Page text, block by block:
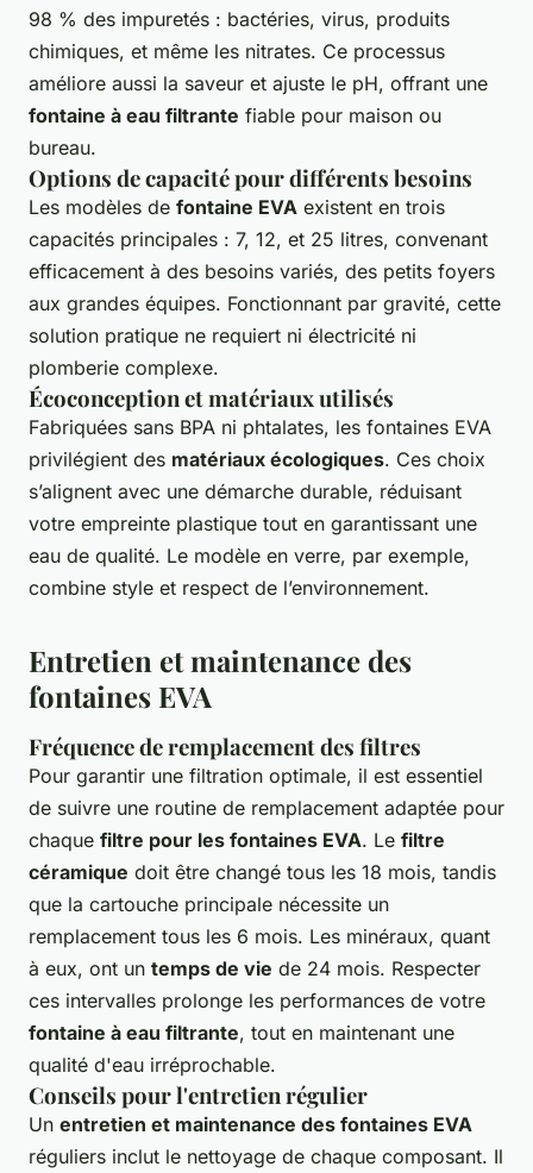
98 % des impuretés : bactéries, virus, produits
chimiques, et même les nitrates. Ce processus
améliore aussi la saveur et ajuste le pH, offrant une
fontaine à eau filtrante fiable pour maison ou
bureau.
Options de capacité pour différents besoins
Les modèles de fontaine EVA existent en trois
capacités principales : 7, 12, et 25 litres, convenant
efficacement à des besoins variés, des petits foyers
aux grandes équipes. Fonctionnant par gravité, cette
solution pratique ne requiert ni électricité ni
plomberie complexe.
Écoconception et matériaux utilisés
Fabriquées sans BPA ni phtalates, les fontaines EVA
privilégient des matériaux écologiques. Ces choix
s’alignent avec une démarche durable, réduisant
votre empreinte plastique tout en garantissant une
eau de qualité. Le modèle en verre, par exemple,
combine style et respect de l’environnement.
Entretien et maintenance des
fontaines EVA
Fréquence de remplacement des filtres
Pour garantir une filtration optimale, il est essentiel
de suivre une routine de remplacement adaptée pour
chaque filtre pour les fontaines EVA. Le filtre
céramique doit être changé tous les 18 mois, tandis
que la cartouche principale nécessite un
remplacement tous les 6 mois. Les minéraux, quant
à eux, ont un temps de vie de 24 mois. Respecter
ces intervalles prolonge les performances de votre
fontaine à eau filtrante, tout en maintenant une
qualité d'eau irréprochable.
Conseils pour l'entretien régulier
Un entretien et maintenance des fontaines EVA
réguliers inclut le nettoyage de chaque composant. Il